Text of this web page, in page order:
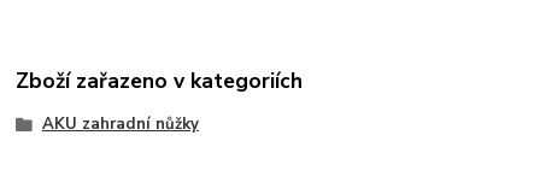
Zboží zařazeno v kategoriích
AKU zahradní nůžky